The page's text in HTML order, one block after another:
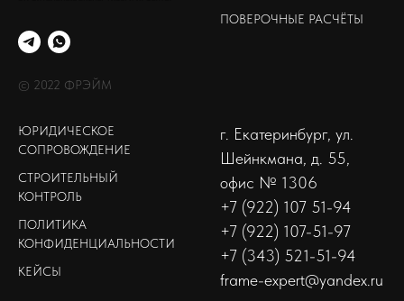
© 2022 ФРЭЙМ
ПОВЕРОЧНЫЕ РАСЧЁТЫ
ЮРИДИЧЕСКОЕ
СОПРОВОЖДЕНИЕ
СТРОИТЕЛЬНЫЙ
КОНТРОЛЬ
ПОЛИТИКА
КОНФИДЕНЦИАЛЬНОСТИ
КЕЙСЫ
г. Екатеринбург, ул.
Шейнкмана, д. 55,
офис № 1306
+7 (922) 107 51-94
+7 (922) 107-51-97
+7 (343) 521-51-94
frame-expert@yandex.ru